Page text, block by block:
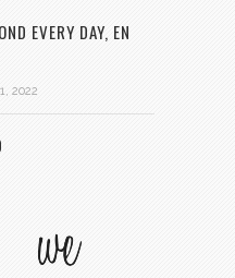
EVERY DAY, EN
2022